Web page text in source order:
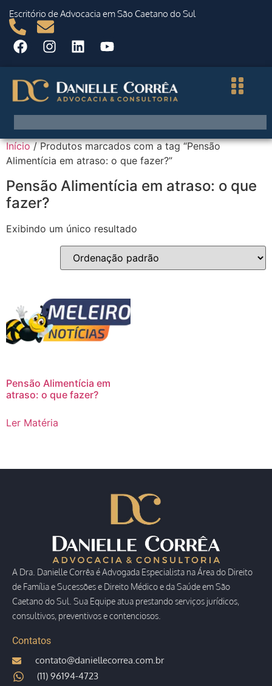
Escritório de Advocacia em São Caetano do Sul
Início/ Produtos marcados com a tag “Pensão
Alimentícia em atraso: o que fazer?”
Pensão Alimentícia em atraso: o que
fazer?
Exibindo um único resultado
Pensão Alimentícia em
atraso: o que fazer?
Ler Matéria
A Dra. Danielle Corrêa é Advogada Especialista na Área do Direito
de Família e Sucessões e Direito Médico e da Saúde em São
Caetano do Sul. Sua Equipe atua prestando serviços jurídicos,
consultivos, preventivos e contenciosos.
Contatos
contato@daniellecorrea.com.br
(11) 96194-4723